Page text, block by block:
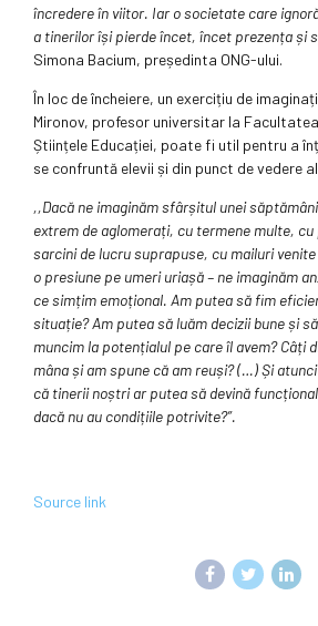
încredere în viitor. Iar o societate care
a tinerilor își pierde încet, încet prezența și
Simona Bacium, președinta ONG-ului.
În loc de încheiere, un exercițiu de
Mironov, profesor universitar la
Științele Educației, poate fi util pentru a
se confruntă elevii și din punct de vedere
,,Dacă ne imaginăm sfârșitul unei
extrem de aglomerați, cu termene multe,
sarcini de lucru suprapuse, cu mailuri
o presiune pe umeri uriașă – ne imaginăm
ce simțim emoțional. Am putea să fim
situație? Am putea să luăm decizii bune și
muncim la potențialul pe care îl avem? Câți
mâna și am spune că am reuși? (…) Și
că tinerii noștri ar putea să devină
dacă nu au condițiile potrivite?”.
Source link